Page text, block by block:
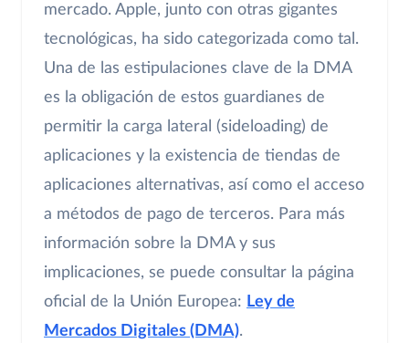
mercado. Apple, junto con otras gigantes
tecnológicas, ha sido categorizada como tal.
Una de las estipulaciones clave de la DMA
es la obligación de estos guardianes de
permitir la carga lateral (sideloading) de
aplicaciones y la existencia de tiendas de
aplicaciones alternativas, así como el acceso
a métodos de pago de terceros. Para más
información sobre la DMA y sus
implicaciones, se puede consultar la página
oficial de la Unión Europea: Ley de
Mercados Digitales (DMA).